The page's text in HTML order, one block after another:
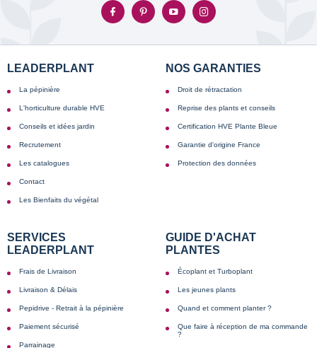
LEADERPLANT
La pépinière
L'horticulture durable HVE
Conseils et idées jardin
Recrutement
Les catalogues
Contact
Les Bienfaits du végétal
NOS GARANTIES
Droit de rétractation
Reprise des plants et conseils
Certification HVE Plante Bleue
Garantie d'origine France
Protection des données
SERVICES
LEADERPLANT
Frais de Livraison
Livraison & Délais
Pepidrive - Retrait à la pépinière
Paiement sécurisé
Parrainage
GUIDE D'ACHAT
PLANTES
Écoplant et Turboplant
Les jeunes plants
Quand et comment planter ?
Que faire à réception de ma commande
?